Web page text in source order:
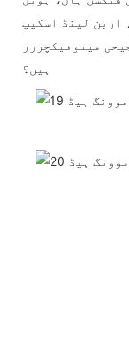
اربن لینڈ اسکیپ
مینوفیکچررز
ہیں؟